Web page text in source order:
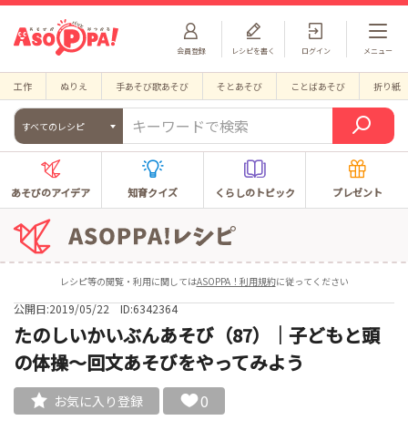
会員登録 ログイン
レシピを書く メニュー
工作 ぬりえ 手あそび歌あそび そとあそび ことばあそび 折り紙
すべてのレシピ
あそびのアイデア 知育クイズ くらしのトピック プレゼント
レシピ等の閲覧・利用に関してはASOPPA！利用規約に従ってください
公開日:2019/05/22 ID:6342364
たのしいかいぶんあそび（87）｜子どもと頭
の体操～回文あそびをやってみよう
お気に入り登録 0